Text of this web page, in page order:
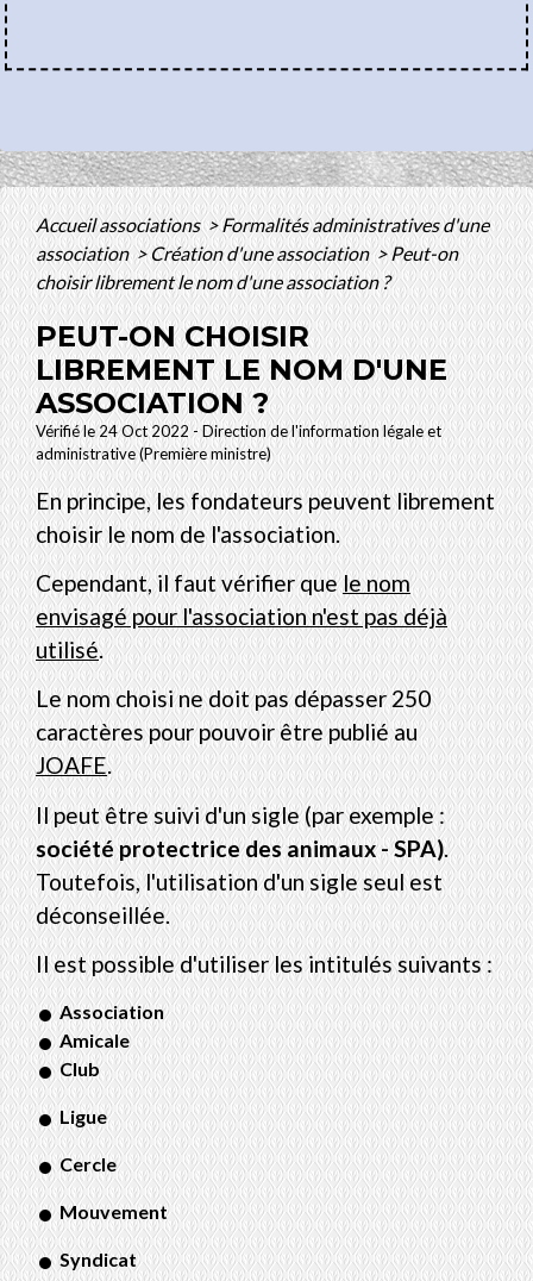
Accueil associations>Formalités administratives d'une
association>Création d'une association> Peut-on
choisir librement le nom d'une association ?
PEUT-ON CHOISIR
LIBREMENT LE NOM D'UNE
ASSOCIATION ?
Vérifié le 24 Oct 2022 - Direction de l'information légale et
administrative (Première ministre)
En principe, les fondateurs peuvent librement
choisir le nom de l'association.
Cependant, il faut vérifier quele nom
envisagé pour l'association n'est pas déjà
utilisé.
Le nom choisi ne doit pas dépasser 250
caractères pour pouvoir être publié au
JOAFE.
Il peut être suivi d'un sigle (par exemple :
société protectrice des animaux - SPA).
Toutefois, l'utilisation d'un sigle seul est
déconseillée.
Il est possible d'utiliser les intitulés suivants :
Association
Amicale
Club
Ligue
Cercle
Mouvement
Syndicat